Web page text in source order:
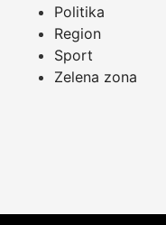
Politika
Region
Sport
Zelena zona